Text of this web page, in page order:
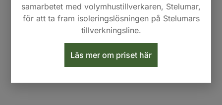
samarbetet med volymhustillverkaren, Stelumar,
för att ta fram isoleringslösningen på Stelumars
tillverkningsline.
Läs mer om priset här